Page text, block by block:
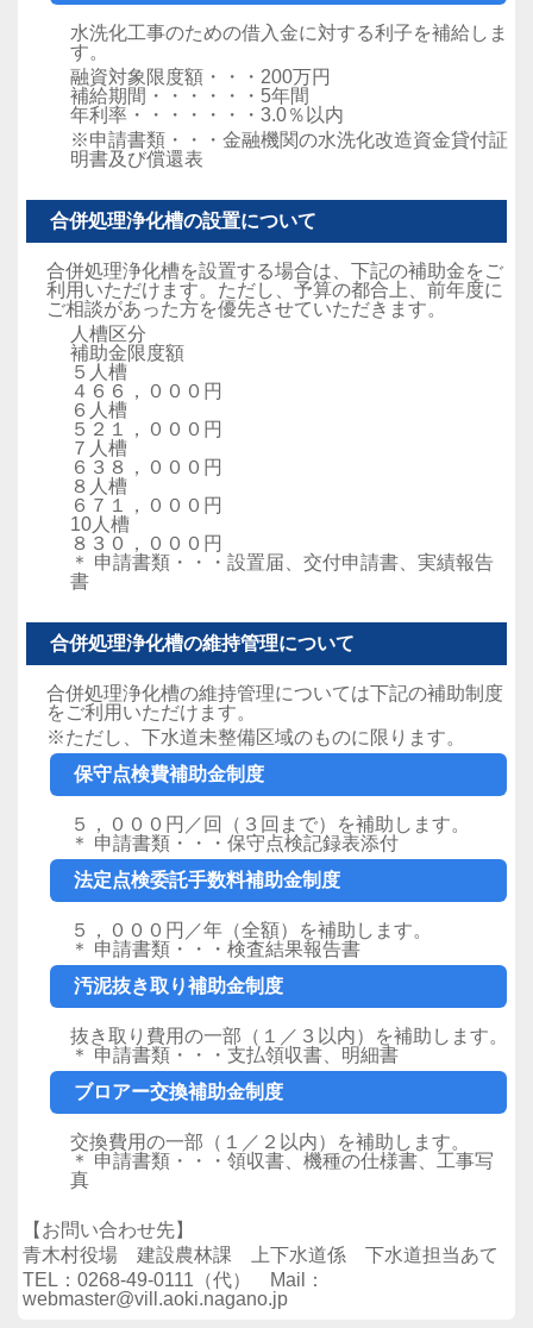
水洗化工事のための借入金に対する利子を補給しま
す。
融資対象限度額・・・200万円
補給期間・・・・・・5年間
年利率・・・・・・・3.0％以内
※申請書類・・・金融機関の水洗化改造資金貸付証
明書及び償還表
合併処理浄化槽の設置について
合併処理浄化槽を設置する場合は、下記の補助金をご
利用いただけます。ただし、予算の都合上、前年度に
ご相談があった方を優先させていただきます。
人槽区分
補助金限度額
５人槽
４６６，０００円
６人槽
５２１，０００円
７人槽
６３８，０００円
８人槽
６７１，０００円
10人槽
８３０，０００円
＊ 申請書類・・・設置届、交付申請書、実績報告
書
合併処理浄化槽の維持管理について
合併処理浄化槽の維持管理については下記の補助制度
をご利用いただけます。
※ただし、下水道未整備区域のものに限ります。
保守点検費補助金制度
５，０００円／回（３回まで）を補助します。
＊ 申請書類・・・保守点検記録表添付
法定点検委託手数料補助金制度
５，０００円／年（全額）を補助します。
＊ 申請書類・・・検査結果報告書
汚泥抜き取り補助金制度
抜き取り費用の一部（１／３以内）を補助します。
＊ 申請書類・・・支払領収書、明細書
ブロアー交換補助金制度
交換費用の一部（１／２以内）を補助します。
＊ 申請書類・・・領収書、機種の仕様書、工事写
真
【お問い合わせ先】
青木村役場 建設農林課 上下水道係 下水道担当あて
TEL：0268-49-0111（代） Mail：
webmaster@vill.aoki.nagano.jp